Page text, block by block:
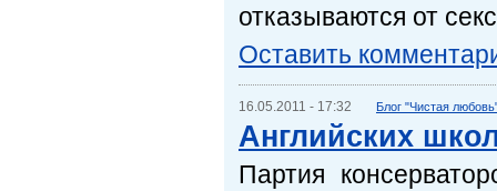
отказываются от
Оставить
16.05.2011 - 17:32 Блог "Чистая
Английских
Партия